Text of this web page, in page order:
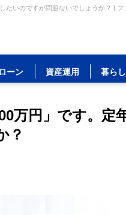
たいのですが問題ないでしょうか？ | フ
ローン 資産運用 暮らし
万円」です。定
？